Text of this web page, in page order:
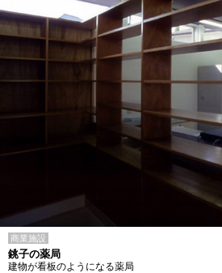
商業施設
銚子の薬局
建物が看板のようになる薬局